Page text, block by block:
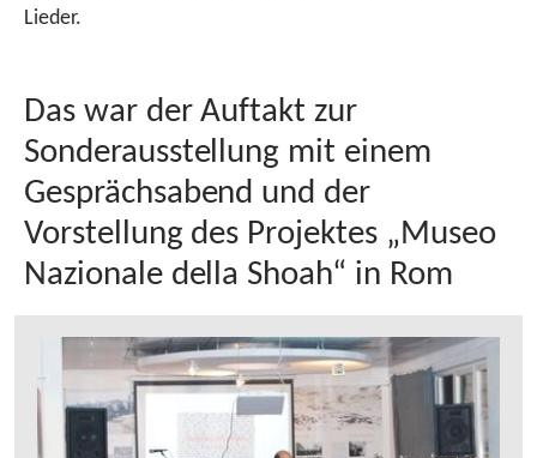
Lieder.
Das war der Auftakt zur
Sonderausstellung mit einem
Gesprächsabend und der
Vorstellung des Projektes „Museo
Nazionale della Shoah“ in Rom